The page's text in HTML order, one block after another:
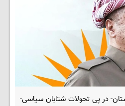
در پی تحولات شتابان سیاسی-